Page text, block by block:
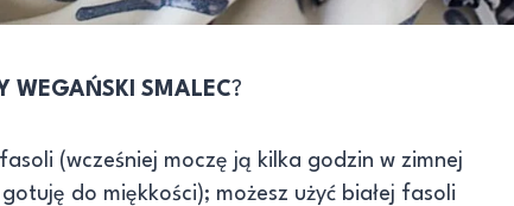
WEGAŃSKI SMALEC?
(wcześniej moczę ją kilka godzin w zimnej
do miękkości); możesz użyć białej fasoli